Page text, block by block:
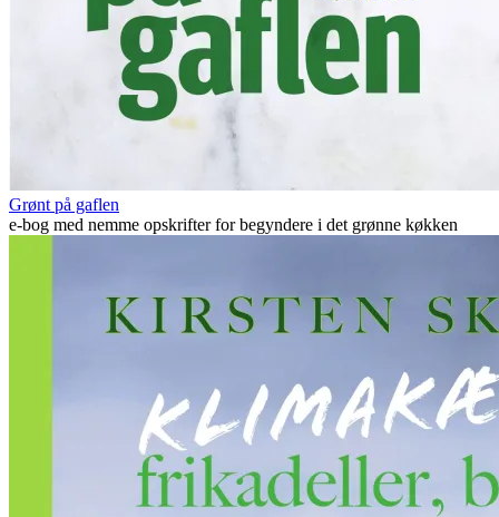
Grønt på gaflen
e-bog med nemme opskrifter for begyndere i det grønne køkken